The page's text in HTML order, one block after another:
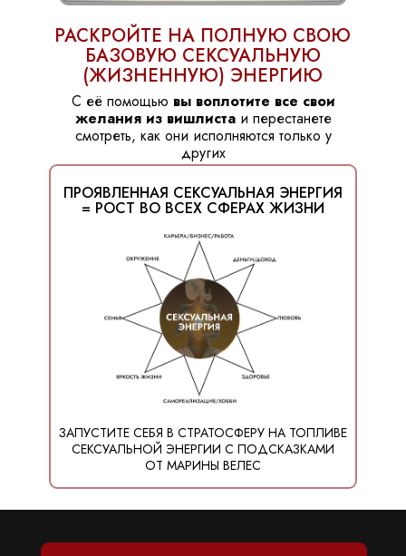
С её помощью вы воплотите все свои
желания из вишлистаи перестанете
смотреть, как они исполняются только у
других
ПРОЯВЛЕННАЯ СЕКСУАЛЬНАЯ ЭНЕРГИЯ
= РОСТ ВО ВСЕХ СФЕРАХ ЖИЗНИ
ЗАПУСТИТЕ СЕБЯ В СТРАТОСФЕРУ НА ТОПЛИВЕ
СЕКСУАЛЬНОЙ ЭНЕРГИИ С ПОДСКАЗКАМИ
ОТ МАРИНЫ ВЕЛЕС
РАСКРОЙТЕ НА ПОЛНУЮ СВОЮ
БАЗОВУЮ СЕКСУАЛЬНУЮ
(ЖИЗНЕННУЮ) ЭНЕРГИЮ